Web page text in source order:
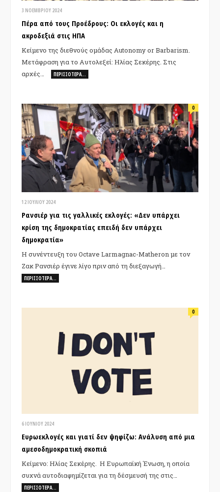
3 ΝΟΕΜΒΡΊΟΥ 2024
Πέρα από τους Προέδρους: Οι εκλογές και η
ακροδεξιά στις ΗΠΑ
Κείμενο της διεθνούς ομάδας Autonomy or Barbarism.
Μετάφραση για το Αυτολεξεί: Ηλίας Σεκέρης. Στις
αρχές…
ΠΕΡΙΣΣΌΤΕΡΑ…
12 ΙΟΥΛΊΟΥ 2024
0
Ρανσιέρ για τις γαλλικές εκλογές: «Δεν υπάρχει
κρίση της δημοκρατίας επειδή δεν υπάρχει
δημοκρατία»
Η συνέντευξη του Octave Larmagnac-Matheron με τον
Ζακ Ρανσιέρ έγινε λίγο πριν από τη διεξαγωγή…
ΠΕΡΙΣΣΌΤΕΡΑ…
6 ΙΟΥΝΊΟΥ 2024
0
Ευρωεκλογές και γιατί δεν ψηφίζω: Aνάλυση από μια
αμεσοδημοκρατική σκοπιά
Κείμενο: Ηλίας Σεκέρης. Η Ευρωπαϊκή Ένωση, η οποία
συχνά αυτοδιαφημίζεται για τη δέσμευσή της στις…
ΠΕΡΙΣΣΌΤΕΡΑ…